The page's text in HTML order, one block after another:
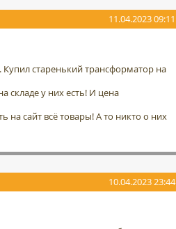
11.04.2023 09:11
Купил старенький трансформатор на
складе у них есть! И цена
на сайт всё товары! А то никто о них
10.04.2023 23:44